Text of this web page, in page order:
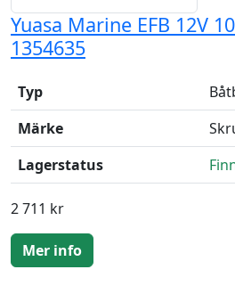
Yuasa Marine EFB 12V
1354635
Typ
Märke
Lagerstatus
2 711 kr
Mer info